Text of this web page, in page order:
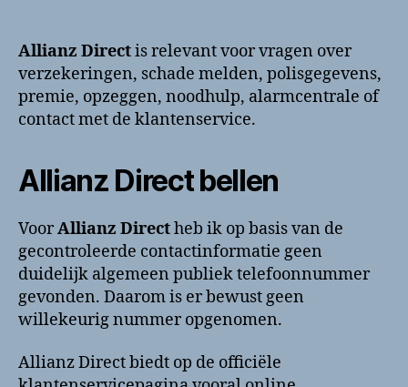
Allianz Directis relevant voor vragen over
verzekeringen, schade melden, polisgegevens,
premie, opzeggen, noodhulp, alarmcentrale of
contact met de klantenservice.
Allianz Direct bellen
VoorAllianz Directheb ik op basis van de
gecontroleerde contactinformatie geen
duidelijk algemeen publiek telefoonnummer
gevonden. Daarom is er bewust geen
willekeurig nummer opgenomen.
Allianz Direct biedt op de officiële